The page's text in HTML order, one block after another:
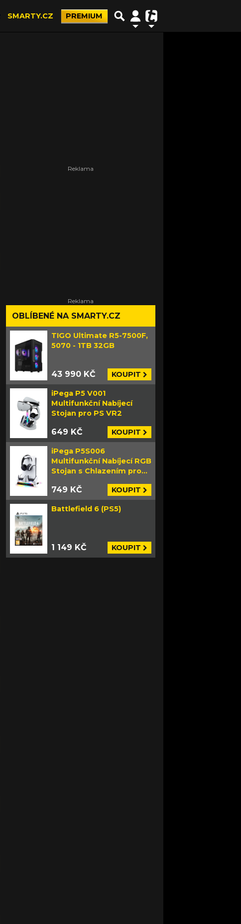
SMARTY.CZ PREMIUM
OBLÍBENÉ NA SMARTY.CZ
TIGO Ultimate R5-7500F,
5070 - 1TB 32GB
43 990 KČ KOUPIT
iPega P5 V001
Multifunkční Nabíjecí
Stojan pro PS VR2
649 KČ KOUPIT
iPega P5S006
Multifunkční Nabíjecí RGB
Stojan s Chlazením pro
749 KČ KOUPIT
Battlefield 6 (PS5)
1 149 KČ KOUPIT